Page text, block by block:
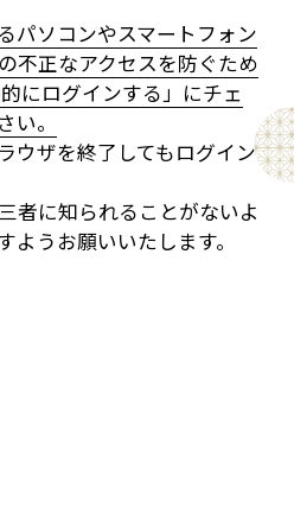
パソコンやスマートフォン
不正なアクセスを防ぐため
にログインする」にチェ
い。
ウザを終了してもログイン
者に知られることがないよ
うお願いいたします。